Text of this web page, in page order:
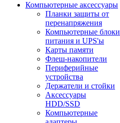
Компьютерные аксессуары
Планки защиты от
перенапряжения
Компьютерные блоки
питания и UPS'ы
Карты памяти
Флеш-накопители
Периферийные
устройства
Держатели и стойки
Аксессуары
HDD/SSD
Компьютерные